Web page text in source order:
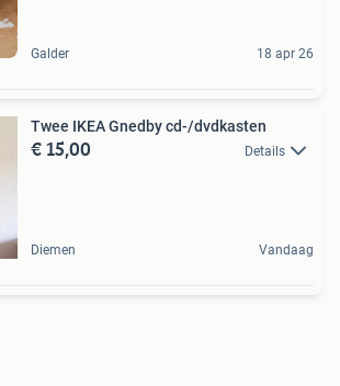
Galder 18 apr 26
Twee IKEA Gnedby cd-/dvdkasten
€ 15,00 Details
Diemen Vandaag